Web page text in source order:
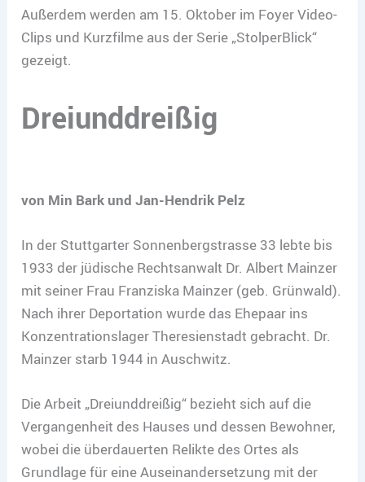
Außerdem werden am 15. Oktober im Foyer Video-
Clips und Kurzfilme aus der Serie „StolperBlick“
gezeigt.
Dreiunddreißig
von Min Bark und Jan-Hendrik Pelz
In der Stuttgarter Sonnenbergstrasse 33 lebte bis
1933 der jüdische Rechtsanwalt Dr. Albert Mainzer
mit seiner Frau Franziska Mainzer (geb. Grünwald).
Nach ihrer Deportation wurde das Ehepaar ins
Konzentrationslager Theresienstadt gebracht. Dr.
Mainzer starb 1944 in Auschwitz.
Die Arbeit „Dreiunddreißig“ bezieht sich auf die
Vergangenheit des Hauses und dessen Bewohner,
wobei die überdauerten Relikte des Ortes als
Grundlage für eine Auseinandersetzung mit der